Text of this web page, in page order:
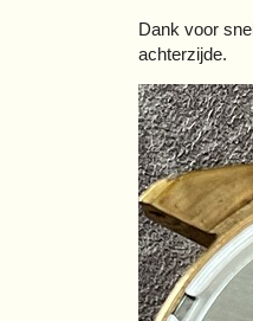
Dank voor
achterzijde.